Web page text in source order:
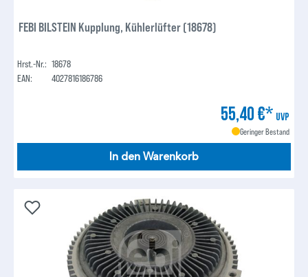
FEBI BILSTEIN Kupplung, Kühlerlüfter (18678)
Hrst.-Nr.: 18678
EAN:
4027816186786
55,40 €* UVP
Geringer Bestand
In den Warenkorb